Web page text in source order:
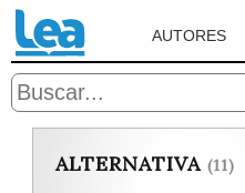
AUTORES
ALTERNATIVA (11)